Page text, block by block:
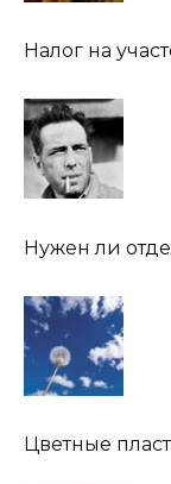
Налог на
Нужен ли
Цветные